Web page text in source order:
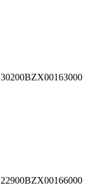
30200BZX00163000
22900BZX00166000